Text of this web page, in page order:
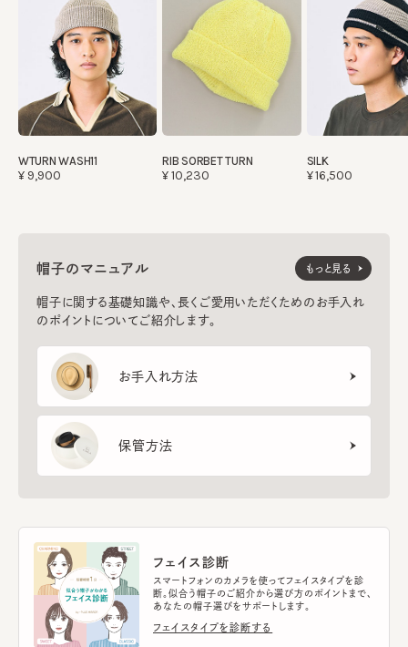
WTURN WASH11
¥9,900
RIB SORBET TURN
¥10,230
SILK
¥16,500
帽子のマニュアル
帽子に関する基礎知識や、長くご愛用いただくためのお手入れ
のポイントについてご紹介します。
お手入れ方法
保管方法
もっと見る
フェイス診断
スマートフォンのカメラを使ってフェイスタイプを診
断。似合う帽子のご紹介から選び方のポイントまで、
あなたの帽子選びをサポートします。
フェイスタイプを診断する